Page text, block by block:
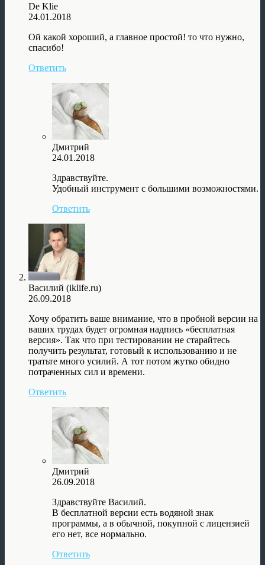
De Klie
24.01.2018
Ой какой хороший, а главное простой! то что нужно,
спасибо!
Ответить
Дмитрий
24.01.2018
Здравствуйте.
Удобный инструмент с большими возможностями.
Ответить
Василий (iklife.ru)
26.09.2018
Хочу обратить ваше внимание, что в пробной версии на
ваших трудах будет огромная надпись «бесплатная
версия». Так что при тестировании не старайтесь
получить результат, готовый к использованию и не
тратьте много усилий. А тот потом жутко обидно
потраченных сил и времени.
Ответить
Дмитрий
26.09.2018
Здравствуйте Василий.
В бесплатной версии есть водяной знак
программы, а в обычной, покупной с лицензией
его нет, все нормально.
Ответить